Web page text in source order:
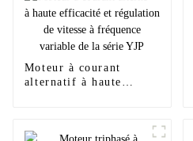
Moteur à courant
alternatif à haute
variable de la série YJP